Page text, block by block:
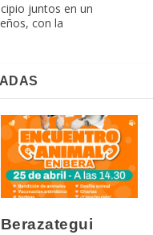
juntos en un
con la
Berazategui